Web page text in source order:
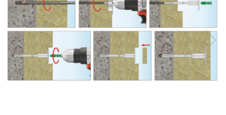
Plasă Termoizolație
Plasă Tencuieli și Șape
Alte Plase
Doze și Platforme
Adezivi Termoizolații